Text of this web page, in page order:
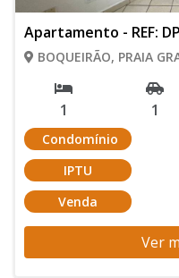
Apartamento - REF:
BOQUEIRÃO, PRAIA
1 1
Condomínio
IPTU
Venda
Ver